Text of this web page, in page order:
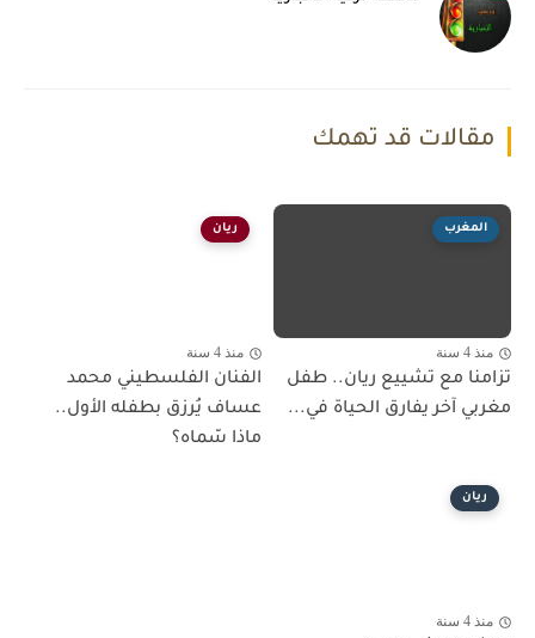
مقالات قد تهمك
المغرب
منذ 4 سنة
تزامنا مع تشييع ريان.. طفل
مغربي آخر يفارق الحياة في...
ريان
منذ 4 سنة
الفنان الفلسطيني محمد
عساف يُرزق بطفله الأول..
ماذا سّماه؟
ريان
منذ 4 سنة